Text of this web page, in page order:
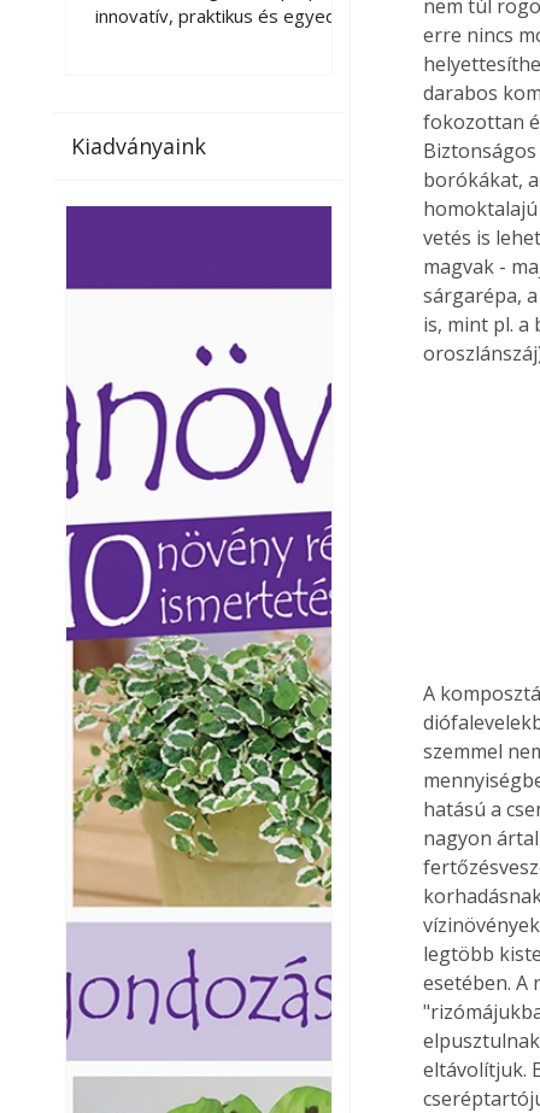
innovatív, praktikus és egyedi
az otthonában, útközben vagy
elérhetők lapszámaink. Bárhol,
innovatív, praktikus
megoldás a
magazinok digitális
számítógépen,
vagy táblagépen.
az otthonában,
nyaralás, pihenés
elérhetők
bármikor, akár
vagy dolgozva is
Ezermester
Laptapir kényelmes
mert: – t
Kiadványaink
nem túl
erre nincs
darabos
fokozottan
borókákat,
vetés is
magvak -
sárgarépa,
is, mint pl. a
A
szemmel
hatású a
nagyon
legtöbb
esetében. A
eltávolítjuk.